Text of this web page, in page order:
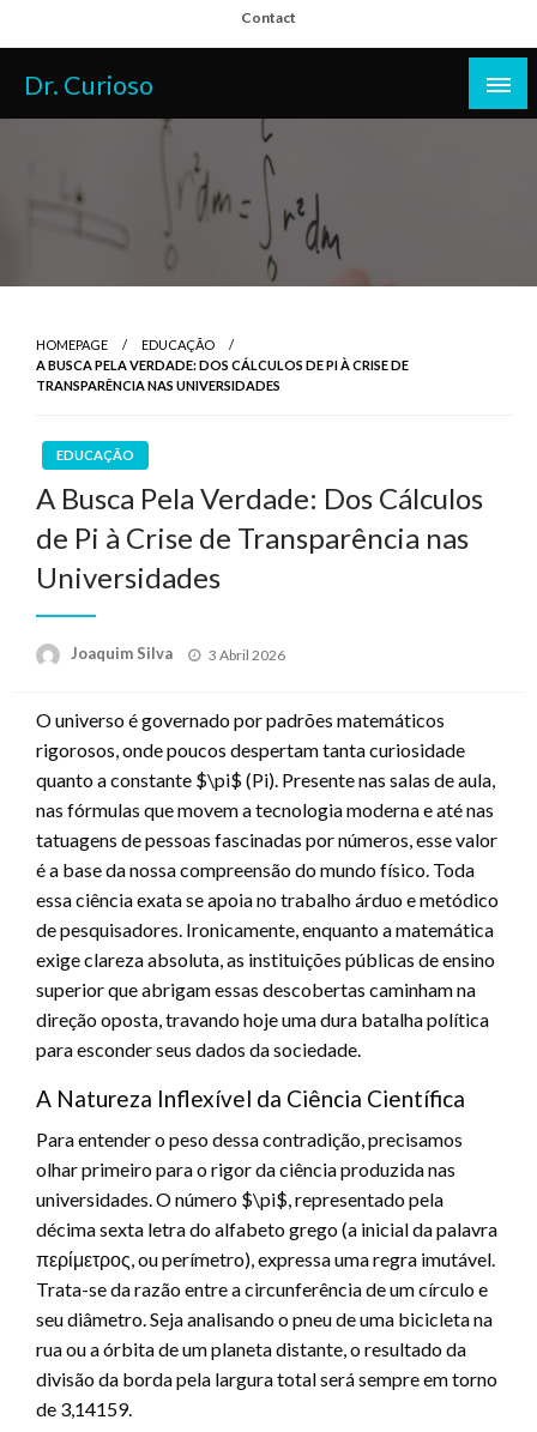
to
content
Contact
Dr. Curioso
HOMEPAGE
EDUCAÇÃO
A BUSCA PELA VERDADE: DOS CÁLCULOS DE PI À CRISE DE
TRANSPARÊNCIA NAS UNIVERSIDADES
EDUCAÇÃO
A Busca Pela Verdade: Dos Cálculos
de Pi à Crise de Transparência nas
Universidades
Joaquim Silva
Posted
3 Abril 2026
O universo é governado por padrões matemáticos
rigorosos, onde poucos despertam tanta curiosidade
quanto a constante $\pi$(Pi). Presente nas salas de aula,
nas fórmulas que movem a tecnologia moderna e até nas
tatuagens de pessoas fascinadas por números, esse valor
é a base da nossa compreensão do mundo físico. Toda
essa ciência exata se apoia no trabalho árduo e metódico
de pesquisadores. Ironicamente, enquanto a matemática
exige clareza absoluta, as instituições públicas de ensino
superior que abrigam essas descobertas caminham na
direção oposta, travando hoje uma dura batalha política
para esconder seus dados da sociedade.
A Natureza Inflexível da Ciência Científica
Para entender o peso dessa contradição, precisamos
olhar primeiro para o rigor da ciência produzida nas
universidades. O número $\pi$, representado pela
décima sexta letra do alfabeto grego (a inicial da palavra
περίμετρος, ou perímetro), expressa uma regra imutável.
Trata-se da razão entre a circunferência de um círculo e
seu diâmetro. Seja analisando o pneu de uma bicicleta na
rua ou a órbita de um planeta distante, o resultado da
divisão da borda pela largura total será sempre em torno
de 3,14159.